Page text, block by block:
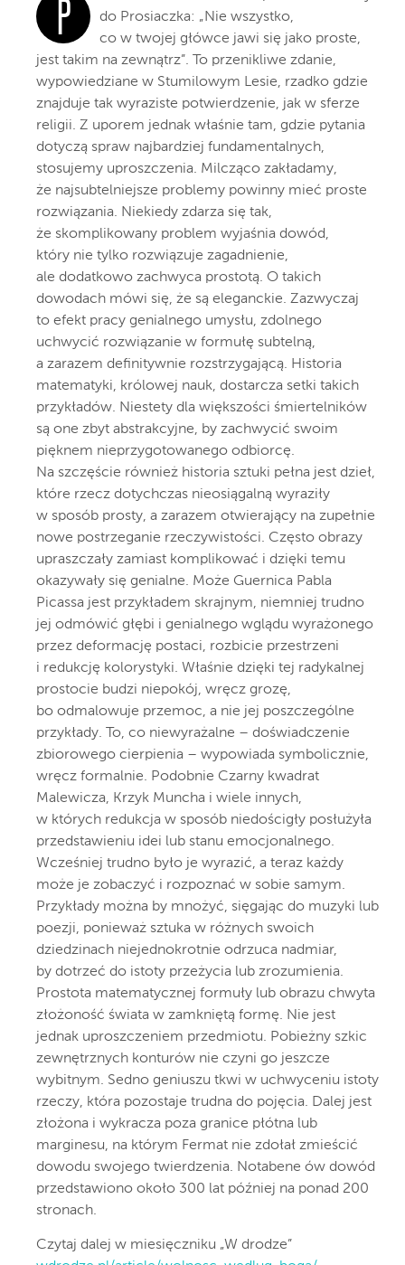
P
do Prosiaczka: „Nie wszystko,
co w twojej główce jawi się jako proste,
jest takim na zewnątrz”. To przenikliwe zdanie,
wypowiedziane w Stumilowym Lesie, rzadko gdzie
znajduje tak wyraziste potwierdzenie, jak w sferze
religii. Z uporem jednak właśnie tam, gdzie pytania
dotyczą spraw najbardziej fundamentalnych,
stosujemy uproszczenia. Milcząco zakładamy,
że najsubtelniejsze problemy powinny mieć proste
rozwiązania. Niekiedy zdarza się tak,
że skomplikowany problem wyjaśnia dowód,
który nie tylko rozwiązuje zagadnienie,
ale dodatkowo zachwyca prostotą. O takich
dowodach mówi się, że są eleganckie. Zazwyczaj
to efekt pracy genialnego umysłu, zdolnego
uchwycić rozwiązanie w formułę subtelną,
a zarazem definitywnie rozstrzygającą. Historia
matematyki, królowej nauk, dostarcza setki takich
przykładów. Niestety dla większości śmiertelników
są one zbyt abstrakcyjne, by zachwycić swoim
pięknem nieprzygotowanego odbiorcę.
Na szczęście również historia sztuki pełna jest dzieł,
które rzecz dotychczas nieosiągalną wyraziły
w sposób prosty, a zarazem otwierający na zupełnie
nowe postrzeganie rzeczywistości. Często obrazy
upraszczały zamiast komplikować i dzięki temu
okazywały się genialne. Może Guernica Pabla
Picassa jest przykładem skrajnym, niemniej trudno
jej odmówić głębi i genialnego wglądu wyrażonego
przez deformację postaci, rozbicie przestrzeni
i redukcję kolorystyki. Właśnie dzięki tej radykalnej
prostocie budzi niepokój, wręcz grozę,
bo odmalowuje przemoc, a nie jej poszczególne
przykłady. To, co niewyrażalne – doświadczenie
zbiorowego cierpienia – wypowiada symbolicznie,
wręcz formalnie. Podobnie Czarny kwadrat
Malewicza, Krzyk Muncha i wiele innych,
w których redukcja w sposób niedościgły posłużyła
przedstawieniu idei lub stanu emocjonalnego.
Wcześniej trudno było je wyrazić, a teraz każdy
może je zobaczyć i rozpoznać w sobie samym.
Przykłady można by mnożyć, sięgając do muzyki lub
poezji, ponieważ sztuka w różnych swoich
dziedzinach niejednokrotnie odrzuca nadmiar,
by dotrzeć do istoty przeżycia lub zrozumienia.
Prostota matematycznej formuły lub obrazu chwyta
złożoność świata w zamkniętą formę. Nie jest
jednak uproszczeniem przedmiotu. Pobieżny szkic
zewnętrznych konturów nie czyni go jeszcze
wybitnym. Sedno geniuszu tkwi w uchwyceniu istoty
rzeczy, która pozostaje trudna do pojęcia. Dalej jest
złożona i wykracza poza granice płótna lub
marginesu, na którym Fermat nie zdołał zmieścić
dowodu swojego twierdzenia. Notabene ów dowód
przedstawiono około 300 lat później na ponad 200
stronach.
Czytaj dalej w miesięczniku „W drodze”